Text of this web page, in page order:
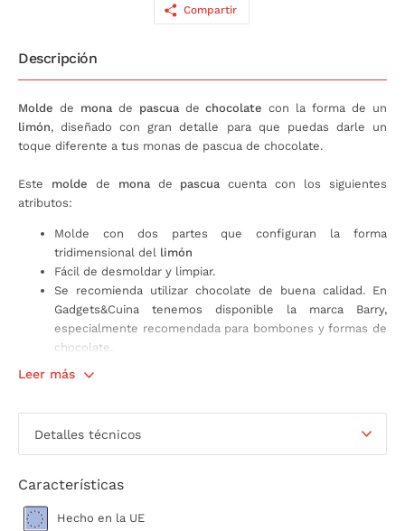
Compartir
Descripción
Molde de monade pascuadechocolate con la forma de un
limón, diseñado con gran detalle para que puedas darle un
toque diferente a tus monas de pascua de chocolate.
Este molde de monade pascua cuenta con los siguientes
atributos:
Molde con dos partes que configuran la forma
tridimensional del limón
Fácil de desmoldar y limpiar.
Se recomienda utilizar chocolate de buena calidad. En
Gadgets&Cuina tenemos disponible la marca Barry,
especialmente recomendada para bombones y formas de
chocolate.
No apto para el lavavajillas.
Para un brillo idóneo, se recomienda atemperar el chocolate con
mycryo. Descubre cómo ennuestro blog.
Leer más
Detalles técnicos
Características
Hecho en la UE